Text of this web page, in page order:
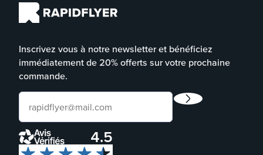
Inscrivez vous à notre newsletter et bénéficiez
immédiatement de 20% offerts sur votre prochaine
commande.
4.5